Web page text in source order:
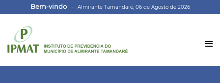
Bem-vindo- Almirante Tamandaré, 06 de Agosto de 2026